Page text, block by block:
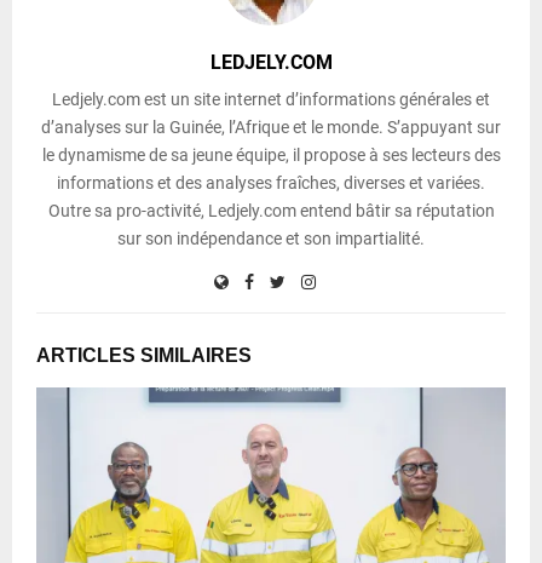
LEDJELY.COM
Ledjely.com est un site internet d’informations générales et
d’analyses sur la Guinée, l’Afrique et le monde. S’appuyant sur
le dynamisme de sa jeune équipe, il propose à ses lecteurs des
informations et des analyses fraîches, diverses et variées.
Outre sa pro-activité, Ledjely.com entend bâtir sa réputation
sur son indépendance et son impartialité.
ARTICLES SIMILAIRES